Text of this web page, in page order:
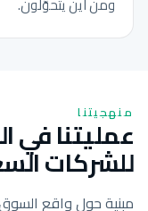
منهجيتنا
للشركات
مبنية حول واقع